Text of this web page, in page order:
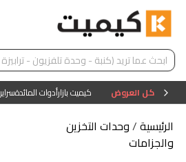
كل العروض كيميت بازارأدوات المائدةسراير
الرئيسية/وحدات التخزين
والجزامات